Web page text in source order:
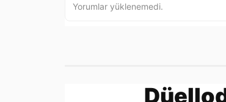
Yorumlar yüklenemedi.